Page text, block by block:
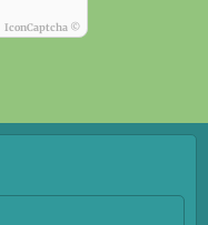
IconCaptcha ©